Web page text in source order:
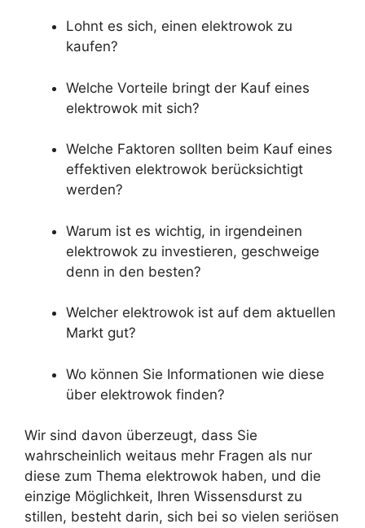
Lohnt es sich, einen elektrowok zu
kaufen?
Welche Vorteile bringt der Kauf eines
elektrowok mit sich?
Welche Faktoren sollten beim Kauf eines
effektiven elektrowok berücksichtigt
werden?
Warum ist es wichtig, in irgendeinen
elektrowok zu investieren, geschweige
denn in den besten?
Welcher elektrowok ist auf dem aktuellen
Markt gut?
Wo können Sie Informationen wie diese
über elektrowok finden?
Wir sind davon überzeugt, dass Sie
wahrscheinlich weitaus mehr Fragen als nur
diese zum Thema elektrowok haben, und die
einzige Möglichkeit, Ihren Wissensdurst zu
stillen, besteht darin, sich bei so vielen seriösen